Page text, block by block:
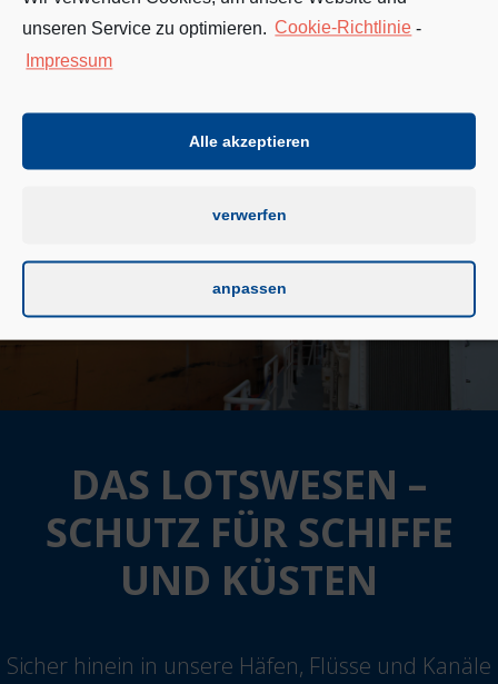
unseren Service zu optimieren.
Cookie-Richtlinie -
Impressum
Alle akzeptieren
verwerfen
anpassen
DAS LOTSWESEN –
SCHUTZ FÜR SCHIFFE
UND KÜSTEN
Sicher hinein in unsere Häfen, Flüsse und Kanäle